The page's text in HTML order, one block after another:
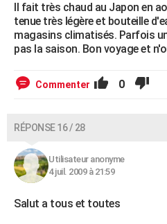
Il fait très chaud au Japon en
tenue très légère et bouteille
magasins climatisés. Parfois
pas la saison. Bon voyage et
Commenter 0
RÉPONSE 16 / 28
Utilisateur anonyme
4 juil. 2009 à 21:59
Salut a tous et toutes